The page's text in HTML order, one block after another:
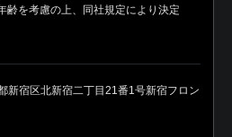
齢を考慮の上、同社規定により決定
新宿区北新宿二丁目21番1号新宿フロン